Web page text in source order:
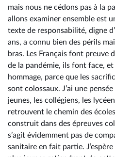
mais nous ne cédons pas à la
allons examiner ensemble est
texte de responsabilité, digne
ans, a connu bien des périls
bras. Les Français font preuve
de la pandémie, ils font face,
hommage, parce que les
sont colossaux. J’ai une
jeunes, les collégiens, les
retrouvent le chemin des
construit dans des épreuves
s’agit évidemment pas de
sanitaire en fait partie.